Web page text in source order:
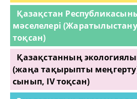
Қазақстан
мәселелері
тоқсан)
Қазақстанның
(жаңа тақырыпты
сынып, IV тоқсан)